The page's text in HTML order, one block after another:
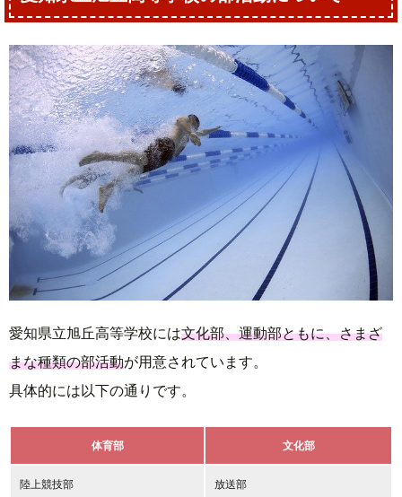
愛知県立旭丘高等学校には文化部、運動部ともに、さまざ
まな種類の部活動が用意されています。
具体的には以下の通りです。
体育部 文化部
陸上競技部
放送部